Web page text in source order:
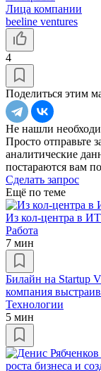
Лица компании
beeline ventures
4
Поделиться этим
Не нашли
Просто отправьте
аналитические
постараются вам
Сделать запрос
Ещё по теме
Из кол-центра в
Работа
7 мин
Билайн на Startup
компания
Технологии
5 мин